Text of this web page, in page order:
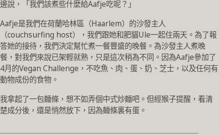
邊說，「我們該煮些什麼給Aafje吃呢？」
Aafje是我們在荷蘭哈林區（Haarlem）的沙發主人
（couchsurfing host），我們跟她和肥貓Ule一起住兩天。為了報
答她的接待，我們決定幫忙煮一餐豐盛的晚餐。為沙發主人煮晚
餐，對我們來說已架輕就熟，只是這次稍為不同。因為Aafje參加了
4月的Vegan Challenge，不吃魚、肉、蛋、奶、芝士，以及任何有
動物成份的食物。
我拿起了一包麵條，想不如弄個中式炒麵吧。但經猴子提醒，看清
楚成分後，還是悄然放下，因為麵條裏有蛋。